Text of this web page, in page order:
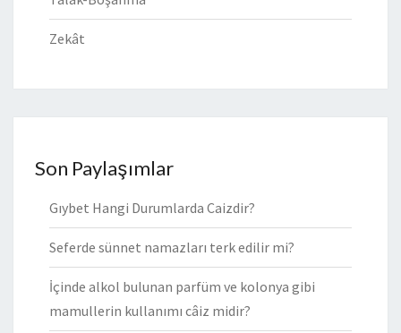
Zekât
Son Paylaşımlar
Gıybet Hangi Durumlarda Caizdir?
Seferde sünnet namazları terk edilir mi?
İçinde alkol bulunan parfüm ve kolonya gibi
mamullerin kullanımı câiz midir?